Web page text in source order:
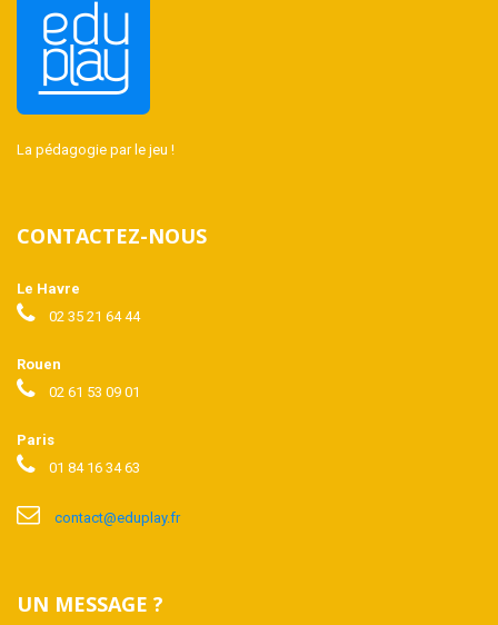
La pédagogie par le jeu !
CONTACTEZ-NOUS
Le Havre
02 35 21 64 44
Rouen
02 61 53 09 01
Paris
01 84 16 34 63
contact@eduplay.fr
UN MESSAGE ?